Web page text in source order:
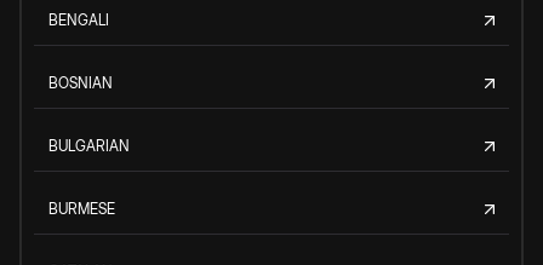
BENGALI
BOSNIAN
BULGARIAN
BURMESE